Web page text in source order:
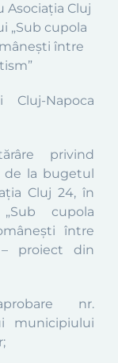
Asociația Cluj
„Sub cupola
între
”
Napoca
privind
de la bugetul
Cluj 24, în
„Sub cupola
între
– proiect din
bare nr.
municipiului